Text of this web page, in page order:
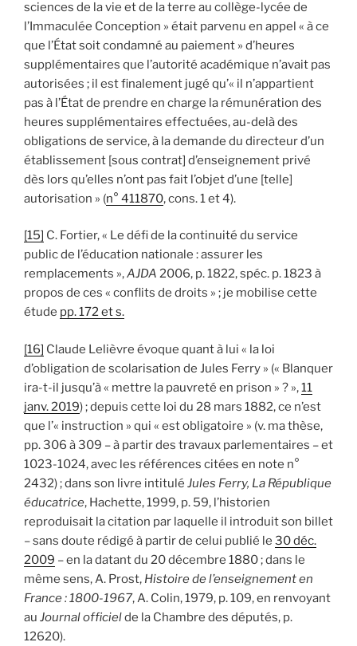
sciences de la vie et de la terre au collège-lycée de
l’Immaculée Conception » était parvenu en appel « à ce
que l’État soit condamné au paiement » d’heures
supplémentaires que l’autorité académique n’avait pas
autorisées ; il est finalement jugé qu’« il n’appartient
pas à l’État de prendre en charge la rémunération des
heures supplémentaires effectuées, au-delà des
obligations de service, à la demande du directeur d’un
établissement [sous contrat] d’enseignement privé
dès lors qu’elles n’ont pas fait l’objet d’une [telle]
autorisation » (n° 411870, cons. 1 et 4).
[15] C. Fortier, « Le défi de la continuité du service
public de l’éducation nationale : assurer les
remplacements »,AJDA 2006, p. 1822, spéc. p. 1823 à
propos de ces « conflits de droits » ; je mobilise cette
étude pp. 172 et s.
[16] Claude Lelièvre évoque quant à lui « la loi
d’obligation de scolarisation de Jules Ferry » (« Blanquer
ira-t-il jusqu’à « mettre la pauvreté en prison » ? »,11
janv. 2019) ; depuis cette loi du 28 mars 1882, ce n’est
que l’« instruction » qui « est obligatoire » (v. ma thèse,
pp. 306 à 309 – à partir des travaux parlementaires – et
1023-1024, avec les références citées en note n°
2432) ; dans son livre intitulé Jules Ferry, La République
éducatrice, Hachette, 1999, p. 59, l’historien
reproduisait la citation par laquelle il introduit son billet
– sans doute rédigé à partir de celui publié le 30 déc.
2009 – en la datant du 20 décembre 1880 ; dans le
même sens, A. Prost, Histoire de l’enseignement en
France : 1800-1967, A. Colin, 1979, p. 109, en renvoyant
au Journal officielde la Chambre des députés, p.
12620).